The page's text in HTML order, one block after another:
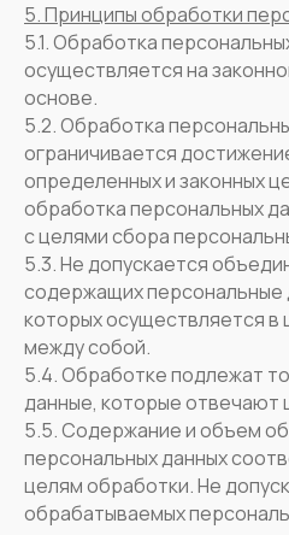
5. Принципы обработки
5.1. Обработка
осуществляется на
основе.
5.2. Обработка
ограничивается
определенных и законных
обработка персональных
с целями сбора
5.3. Не допускается
содержащих персональные
которых осуществляется
между собой.
5.4. Обработке подлежат
данные, которые отвечают
5.5. Содержание и объем
персональных данных
целям обработки. Не
обрабатываемых